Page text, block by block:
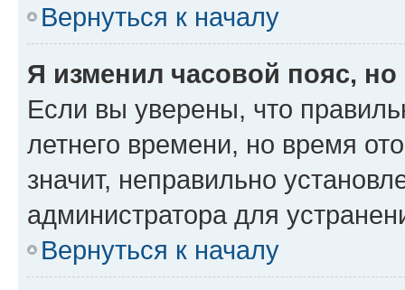
Вернуться к началу
Я изменил часовой пояс,
Если вы уверены, что
летнего времени, но время
значит, неправильно
администратора для
Вернуться к началу